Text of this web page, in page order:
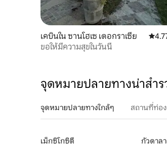
เคบินใน ซานโฮเซ เดอกราเซีย คะแ
ขอให้มีความสุขในวันนี้
จุดหมายปลายทางน่าสำร
จุดหมายปลายทางใกล้ๆ สถานที่ท่อ
เม็กซิโกซิตี กัวดาล